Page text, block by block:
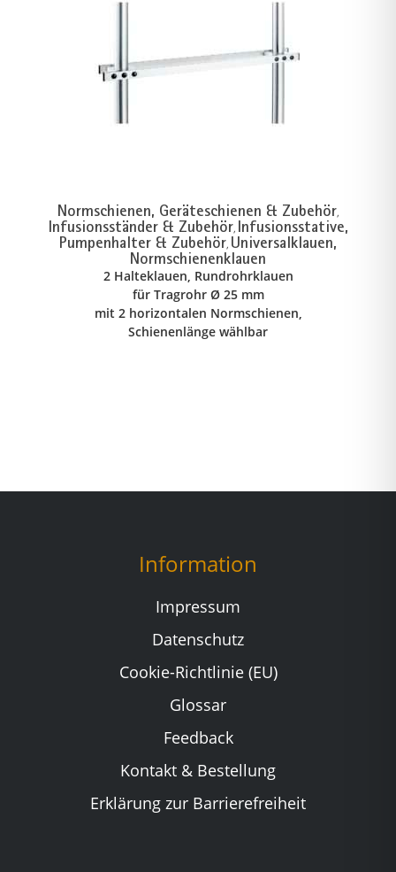
Normschienen, Geräteschienen & Zubehör,
Infusionsständer & Zubehör, Infusionsstative,
Pumpenhalter & Zubehör, Universalklauen,
Normschienenklauen
2 Halteklauen, Rundrohrklauen
für Tragrohr Ø 25 mm
mit 2 horizontalen Normschienen,
Schienenlänge wählbar
Information
Impressum
Datenschutz
Cookie-Richtlinie (EU)
Glossar
Feedback
Kontakt & Bestellung
Erklärung zur Barrierefreiheit